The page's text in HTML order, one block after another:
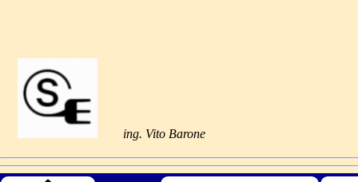
ing. Vito Barone